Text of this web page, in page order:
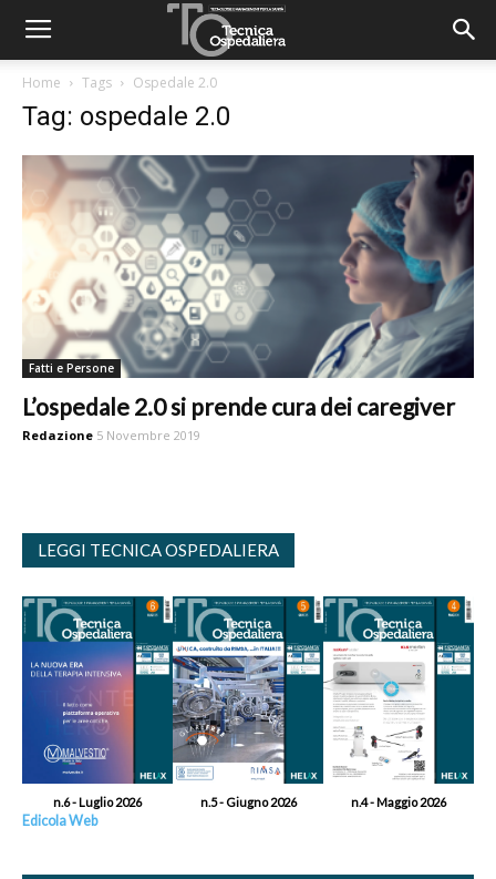
Home Tags Ospedale 2.0
Tag: ospedale 2.0
Fatti e Persone
L’ospedale 2.0 si prende cura dei caregiver
Redazione 5 Novembre 2019
LEGGI TECNICA OSPEDALIERA
n.6 - Luglio 2026 n.5 - Giugno 2026 n.4 - Maggio 2026
Edicola Web